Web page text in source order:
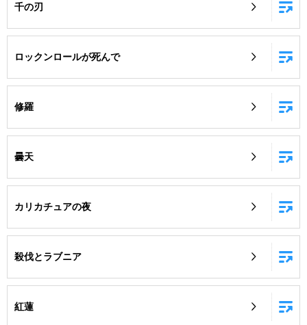
千の刃
ロックンロールが死んで
修羅
曇天
カリカチュアの夜
殺伐とラブニア
紅蓮